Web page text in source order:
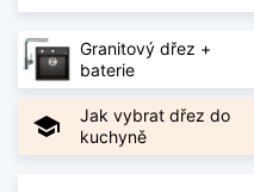
samostatném nákupu.
kombinacím máte
jednotného vzhledu.
V nabídce najdete sety
nerezovými dřezy v
Granitový dřez +
baterie
school
Jak vybrat dřez do
kuchyně